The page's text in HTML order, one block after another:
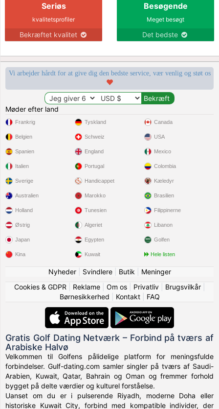
Seriøs
kvalitetsprofiler
Bekræftet kvalitet
Besøgende
Meget besøgt
Det bedste
Vi arbejder hårdt for at give dig den bedste service, vær venlig og støt os
Møder efter land
Frankrig
Belgien
Spanien
Italien
Sverige
Tyskland
Schweiz
England
Portugal
Handicappet
Canada
USA
Mexico
Colombia
Kæledyr
Australien
Holland
Østrig
Japan
Kina
Marokko
Tunesien
Algeriet
Egypten
Kuwait
Brasilien
Filippinerne
Libanon
Golfen
Hele listen
Nyheder| Svindlere| Butik
Meninger
Cookies & GDPR
Reklame| Om os| Privatliv| Brugsvilkår|
Børnesikkerhed
Kontakt| FAQ
Gratis Golf Dating Netværk – Forbind på tværs af
Arabiske Halvø
Velkommen til Golfens pålidelige platform for meningsfulde
forbindelser. Gulf-dating.com samler singler på tværs af Saudi-
Arabien, Kuwait, Qatar, Bahrain og Oman og fremmer forhold
bygget på delte værdier og kulturel forståelse.
Uanset om du er i pulserende Riyadh, moderne Doha eller
historiske Kuwait City, forbind med kompatible individer, der